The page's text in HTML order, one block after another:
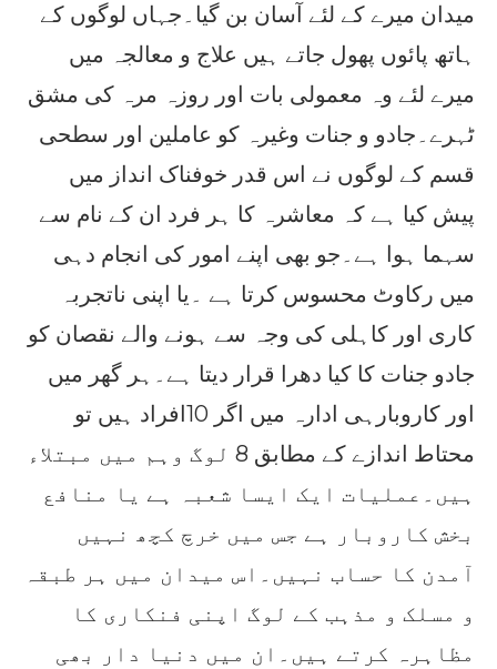
میدان میرے کے لئے آسان بن گیا۔جہاں لوگوں کے
ہاتھ پائوں پھول جاتے ہیں علاج و معالجہ میں
میرے لئے وہ معمولی بات اور روزہ مرہ کی مشق
ٹہرے۔جادو و جنات وغیرہ کو عاملین اور سطحی
قسم کے لوگوں نے اس قدر خوفناک انداز میں
پیش کیا ہے کہ معاشرہ کا ہر فرد ان کے نام سے
سہما ہوا ہے۔جو بھی اپنے امور کی انجام دہی
میں رکاوٹ محسوس کرتا ہے ۔یا اپنی ناتجربہ
کاری اور کاہلی کی وجہ سے ہونے والے نقصان کو
جادو جنات کا کیا دھرا قرار دیتا ہے۔ہر گھر میں
اور کاروبارہی ادارہ میں اگر 10افراد ہیں تو
محتاط اندازے کے مطابق 8 لوگ وہم میں مبتلاء
ہیں۔عملیات ایک ایسا شعبہ ہے یا منافع
بخش کاروبار ہے جس میں خرچ کچھ نہیں
آمدن کا حساب نہیں۔اس میدان میں ہر طبقہ
و مسلک و مذہب کے لوگ اپنی فنکاری کا
مظاہرہ کرتے ہیں۔ان میں دنیا دار بھی